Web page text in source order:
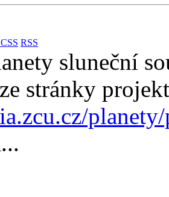
CSS RSS
sluneční
stránky